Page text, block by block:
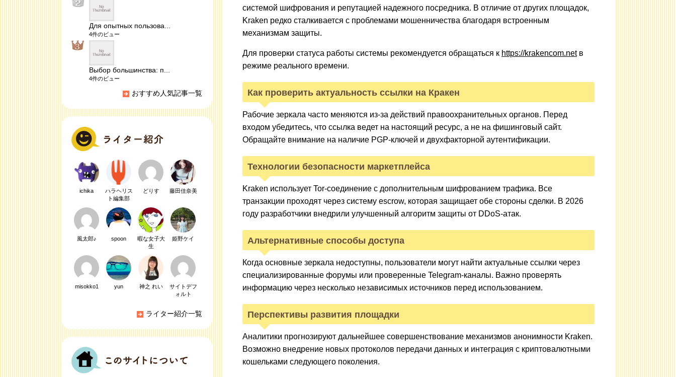
системой шифрования и репутацией надежного посредника. В отличие от других площадок,
Kraken редко сталкивается с проблемами мошенничества благодаря встроенным
механизмам защиты.
Для проверки статуса работы системы рекомендуется обращаться к https://krakencom.netв
режиме реального времени.
Как проверить актуальность ссылки на Кракен
Рабочие зеркала часто меняются из-за действий правоохранительных органов. Перед
входом убедитесь, что ссылка ведет на настоящий ресурс, а не на фишинговый сайт.
Обращайте внимание на наличие PGP-ключей и двухфакторной аутентификации.
Технологии безопасности маркетплейса
Kraken использует Tor-соединение с дополнительным шифрованием трафика. Все
транзакции проходят через систему escrow, которая защищает обе стороны сделки. В 2026
году разработчики внедрили улучшенный алгоритм защиты от DDoS-атак.
Альтернативные способы доступа
Когда основные зеркала недоступны, пользователи могут найти актуальные ссылки через
специализированные форумы или проверенные Telegram-каналы. Важно проверять
информацию через несколько независимых источников перед использованием.
Перспективы развития площадки
Аналитики прогнозируют дальнейшее совершенствование механизмов анонимности Kraken.
Возможно внедрение новых протоколов передачи данных и интеграция с криптовалютными
кошельками следующего поколения.
Для опытных пользова...
4件のビュー
Выбор большинства: п...
4件のビュー
おすすめ人気記事一覧
ichika
ハラヘリス
ト編集部
どりす 藤田佳奈美
風太郎♪ spoon
暇な女子大
生
姫野ケイ
misokko1 yun 神之 れい
サイトデフ
ォルト
ライター紹介一覧